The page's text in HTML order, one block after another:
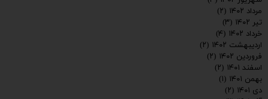
مرداد ۱۴۰۲
(۲)
تیر ۱۴۰۲
(۳)
خرداد ۱۴۰۲
(۴)
اردیبهشت ۱۴۰۲
(۲)
فروردین ۱۴۰۲
(۲)
اسفند ۱۴۰۱
(۲)
بهمن ۱۴۰۱
(۱)
دی ۱۴۰۱
(۲)